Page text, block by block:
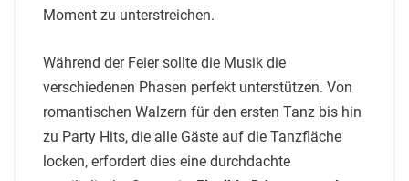
Moment zu unterstreichen.
Während der Feier sollte die Musik die
verschiedenen Phasen perfekt unterstützen. Von
romantischen Walzern für den ersten Tanz bis hin
zu Party Hits, die alle Gäste auf die Tanzfläche
locken, erfordert dies eine durchdachte